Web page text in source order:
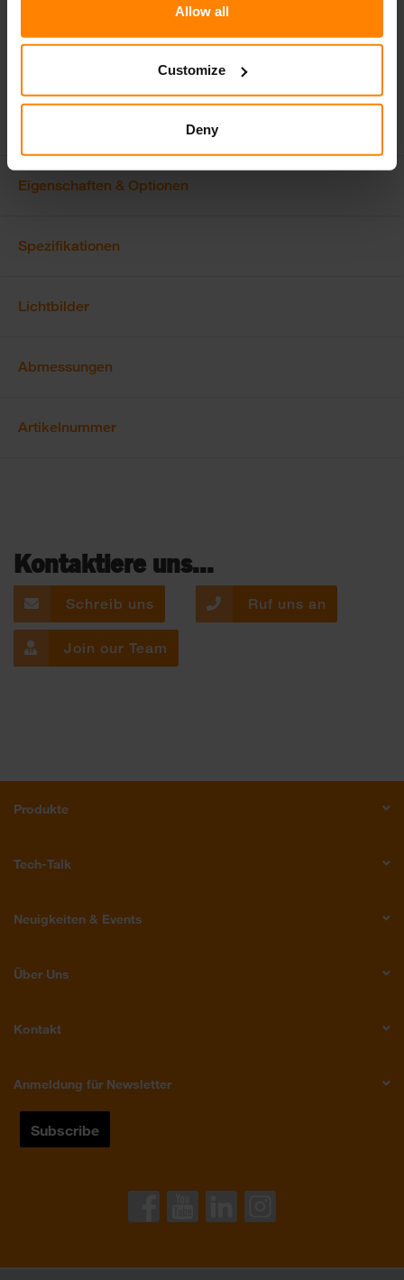
Allow all
Customize
Deny
Nicht alle Produkte sind in allen Märkten erhältlich. Durch
Spezifikationen und Design. \nAlle Werte sind Nominalwerte. Die
Funktionen sind versionsspezifisch. Der Lumen-Output variiert je nach
Eigenschaften & Optionen
Spezifikationen
Lichtbilder
Abmessungen
Artikelnummer
Kontaktiere uns...
Schreib uns Ruf uns an
Join our Team
Produkte
Tech-Talk
Neuigkeiten & Events
Über Uns
Kontakt
Anmeldung für Newsletter